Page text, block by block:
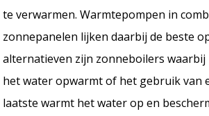
te verwarmen. Warmtepompen in
zonnepanelen lijken daarbij de beste
alternatieven zijn zonneboilers waarbij
het water opwarmt of het gebruik van
laatste warmt het water op en